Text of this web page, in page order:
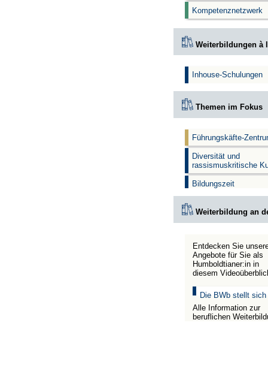
Kompetenznetzwerk
Weiterbildungen à
Inhouse-Schulungen
Themen im Fokus
Führungskäfte-
Diversität und
rassismuskritische
Bildungszeit
Weiterbildung an
Entdecken Sie
Angebote für Sie als
Humboldtianer:in in
diesem
Die BWb stellt sich
Alle Information zur
beruflichen